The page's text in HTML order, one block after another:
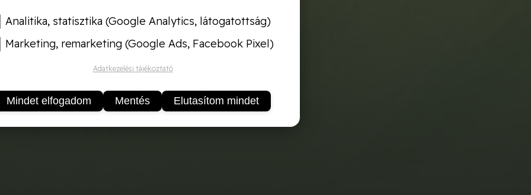
keresztmetszet
vágási hatékonyság a sarkoknál
Analitika, statisztika (Google Analytics, látogatottság)
Marketing, remarketing (Google Ads, Facebook Pixel)
Adatkezelési tájékoztató
Mindet elfogadom Mentés Elutasítom mindet